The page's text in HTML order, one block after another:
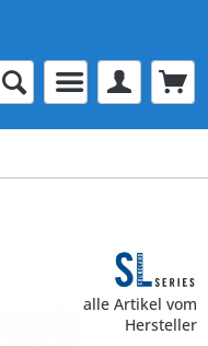
alle Artikel vom
Hersteller